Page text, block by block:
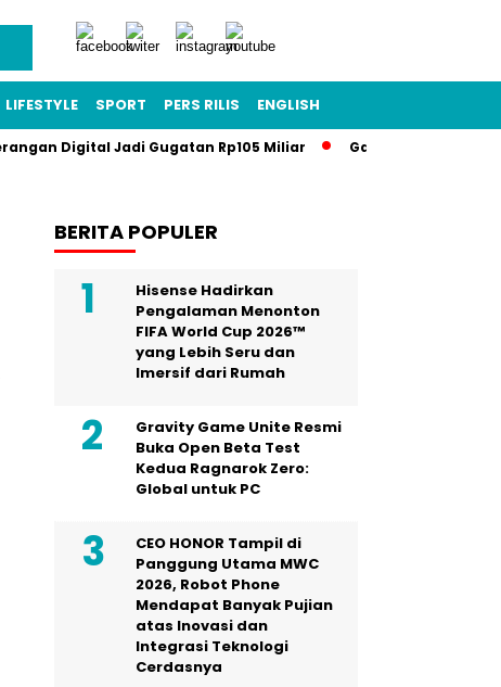
LIFESTYLE SPORT PERS RILIS ENGLISH
Digital Jadi Gugatan Rp105 Miliar Gawat Darurat
BERITA POPULER
Hisense Hadirkan
Pengalaman Menonton
FIFA World Cup 2026™
yang Lebih Seru dan
Imersif dari Rumah
Gravity Game Unite Resmi
Buka Open Beta Test
Kedua Ragnarok Zero:
Global untuk PC
CEO HONOR Tampil di
Panggung Utama MWC
2026, Robot Phone
Mendapat Banyak Pujian
atas Inovasi dan
Integrasi Teknologi
Cerdasnya